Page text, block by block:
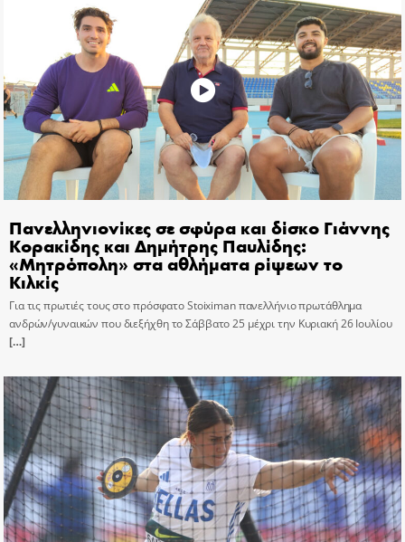
Πανελληνιονίκες σε σφύρα και δίσκο Γιάννης
Κορακίδης και Δημήτρης Παυλίδης:
«Μητρόπολη» στα αθλήματα ρίψεων το
Κιλκίς
Για τις πρωτιές τους στο πρόσφατο Stoiximan πανελλήνιο πρωτάθλημα
ανδρών/γυναικών που διεξήχθη το Σάββατο 25 μέχρι την Κυριακή 26 Ιουλίου
[…]